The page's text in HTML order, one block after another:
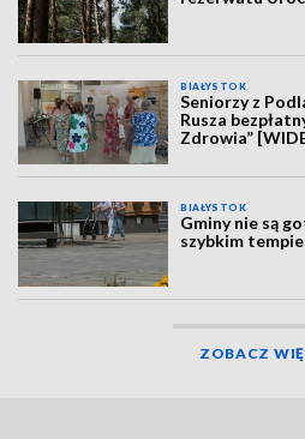
BIAŁYSTOK
Seniorzy z
Rusza
Zdrowia”
BIAŁYSTOK
Gminy nie są
szybkim
ZOBACZ